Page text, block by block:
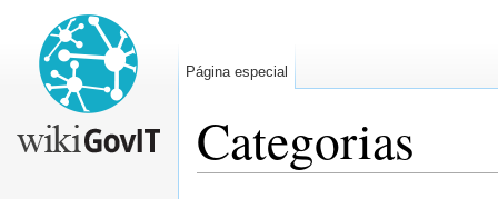
Categorias
Página especial